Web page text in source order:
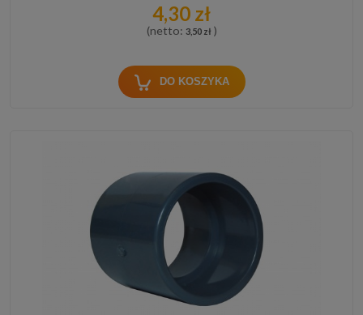
4,30 zł
(netto: 3,50 zł )
DO KOSZYKA